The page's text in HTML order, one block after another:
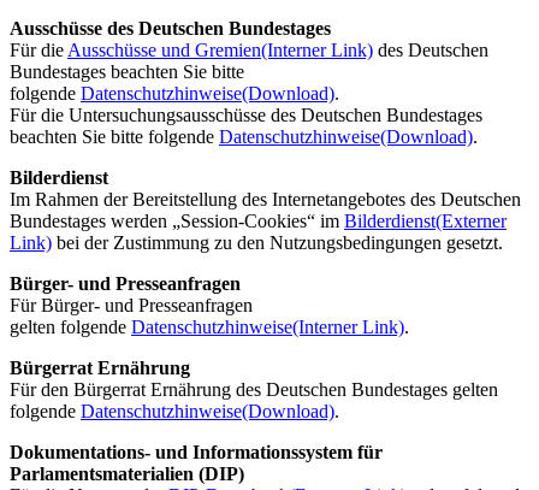
Ausschüsse des Deutschen Bundestages
Für die Ausschüsse und Gremien(Interner Link) des Deutschen
Bundestages beachten Sie bitte
folgende Datenschutzhinweise(Download).
Für die Untersuchungsausschüsse des Deutschen Bundestages
beachten Sie bitte folgende Datenschutzhinweise(Download).
Bilderdienst
Im Rahmen der Bereitstellung des Internetangebotes des Deutschen
Bundestages werden „Session-Cookies“ im Bilderdienst(Externer
Link) bei der Zustimmung zu den Nutzungsbedingungen gesetzt.
Bürger- und Presseanfragen
Für Bürger- und Presseanfragen
gelten folgende Datenschutzhinweise(Interner Link).
Bürgerrat Ernährung
Für den Bürgerrat Ernährung des Deutschen Bundestages gelten
folgende Datenschutzhinweise(Download).
Dokumentations- und Informationssystem für
Parlamentsmaterialien (DIP)